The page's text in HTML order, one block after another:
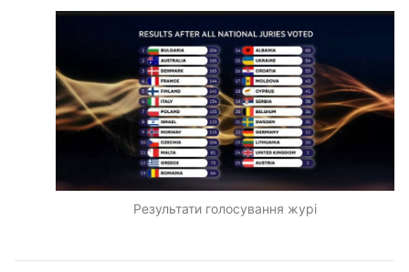
Результати голосування журі